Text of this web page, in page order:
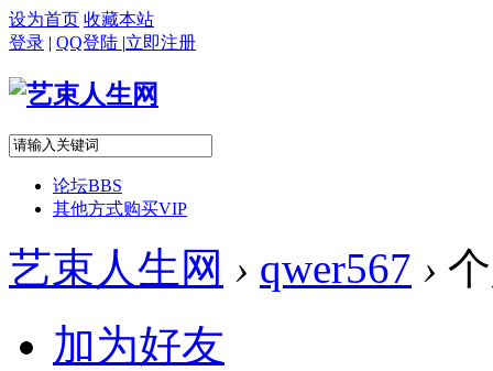
设为首页 收藏本站
登录 | QQ登陆 |立即注册
论坛BBS
其他方式购买VIP
艺束人生网 › qwer567 ›
加为好友